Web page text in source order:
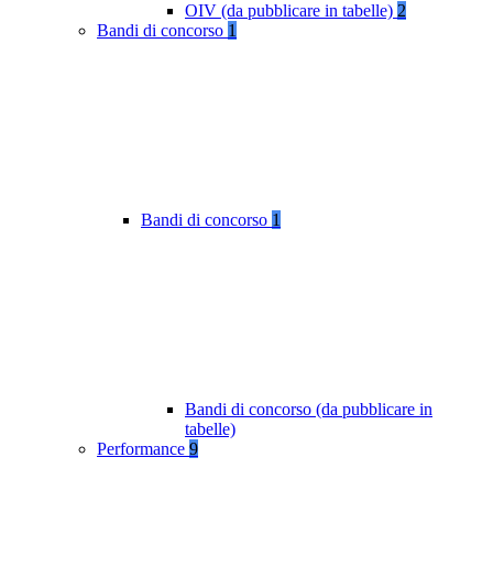
OIV (da pubblicare in tabelle) 2
Bandi di concorso 1
Bandi di concorso 1
Bandi di concorso (da pubblicare in
tabelle)
Performance 9